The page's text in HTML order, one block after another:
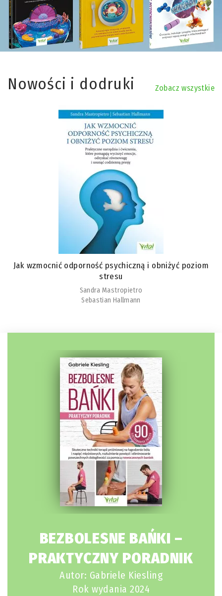
Nowości i dodruki Zobacz wszystkie
Jak wzmocnić odporność psychiczną i obniżyć poziom
stresu
Sandra Mastropietro
Sebastian Hallmann
BEZBOLESNE BAŃKI –
PRAKTYCZNY PORADNIK
Autor: Gabriele Kiesling
Rok wydania 2024